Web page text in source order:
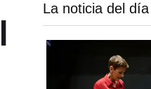
La noticia del día